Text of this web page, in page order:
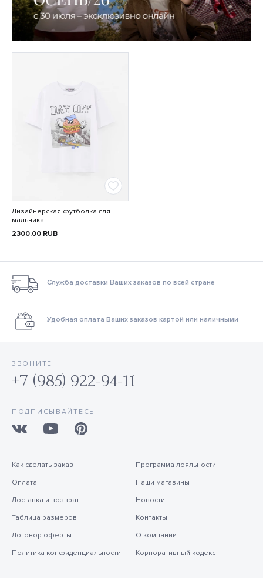
Дизайнерская футболка для
мальчика
2300.00 RUB
Служба доставки Ваших заказов по всей стране
Удобная оплата Ваших заказов картой или наличными
ЗВОНИТЕ
+7 (985) 922-94-11
ПОДПИСЫВАЙТЕСЬ
Как сделать заказ
Оплата
Доставка и возврат
Таблица размеров
Договор оферты
Политика конфиденциальности
Программа лояльности
Наши магазины
Новости
Контакты
О компании
Корпоративный кодекс